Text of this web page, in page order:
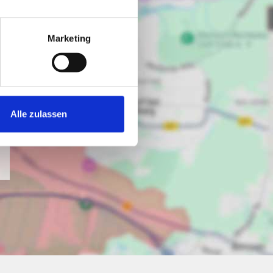
Marketing
Alle zulassen